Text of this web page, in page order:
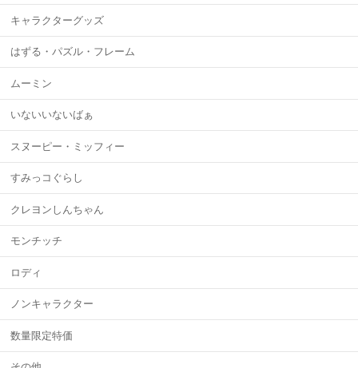
キャラクターグッズ
はずる・パズル・フレーム
ムーミン
いないいないばぁ
スヌーピー・ミッフィー
すみっコぐらし
クレヨンしんちゃん
モンチッチ
ロディ
ノンキャラクター
数量限定特価